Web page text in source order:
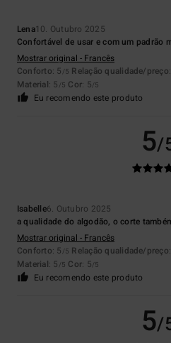
Lena10. Outubro 2025
Confortável de usar e com um padrão
Mostrar original - Francês
Conforto: 5 /5 Relação qualidade/preço
Material: 5 /5 Cor: 5/5
Eu recomendo este produto
5/
Isabelle6. Outubro 2025
a qualidade do algodão, o corte
Mostrar original - Francês
Conforto: 5 /5 Relação qualidade/preço
Material: 5 /5 Cor: 5/5
Eu recomendo este produto
5/